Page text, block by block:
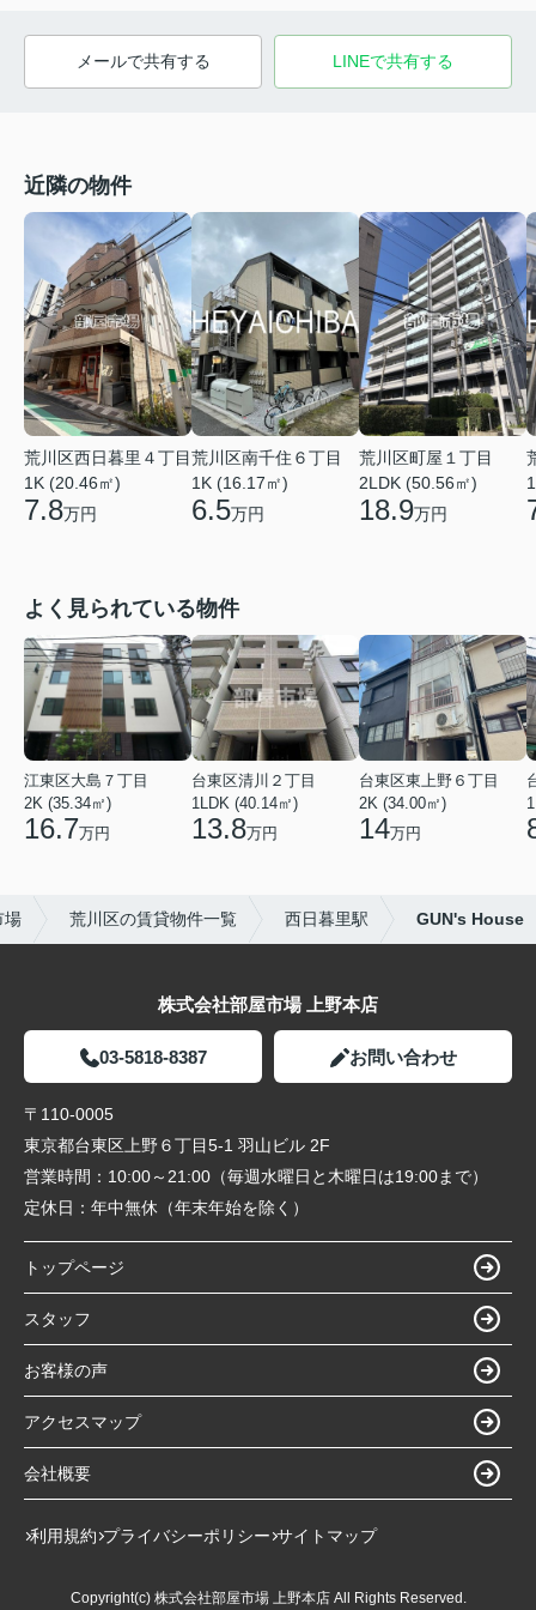
メールで共有する LINEで共有する
近隣の物件
荒川区西日暮里４丁目
1K (20.46㎡)
7.8万円
荒川区南千住６丁目
1K (16.17㎡)
6.5万円
荒川区町屋１丁目
2LDK (50.56㎡)
18.9万円
よく見られている物件
江東区大島７丁目
2K (35.34㎡)
16.7万円
台東区清川２丁目
1LDK (40.14㎡)
13.8万円
台東区東上野６丁目
2K (34.00㎡)
14万円
場 荒川区の賃貸物件一覧 西日暮里駅 GUN's House
株式会社部屋市場 上野本店
03-5818-8387 お問い合わせ
〒110-0005
東京都台東区上野６丁目5-1 羽山ビル 2F
営業時間： 10:00～21:00（毎週水曜日と木曜日は19:00まで）
定休日： 年中無休（年末年始を除く）
トップページ
スタッフ
お客様の声
アクセスマップ
会社概要
利用規約 プライバシーポリシー サイトマップ
Copyright(c) 株式会社部屋市場 上野本店 All Rights Reserved.